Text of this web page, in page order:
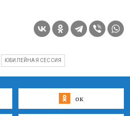
ЮБИЛЕЙНАЯ СЕССИЯ
ок